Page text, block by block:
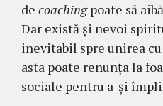
de coachingpoate să
Dar există și nevoi
inevitabil spre unirea
asta poate renunţa la
sociale pentru a-şi